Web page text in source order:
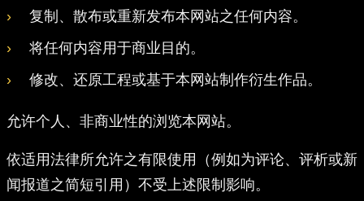
复制、散布或重新发布本网站之任何内容。
将任何内容用于商业目的。
修改、还原工程或基于本网站制作衍生作品。
允许个人、非商业性的浏览本网站。
依适用法律所允许之有限使用（例如为评论、评析或新
闻报道之简短引用）不受上述限制影响。